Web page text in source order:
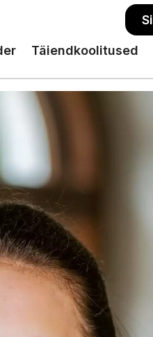
Täiendkoolitused